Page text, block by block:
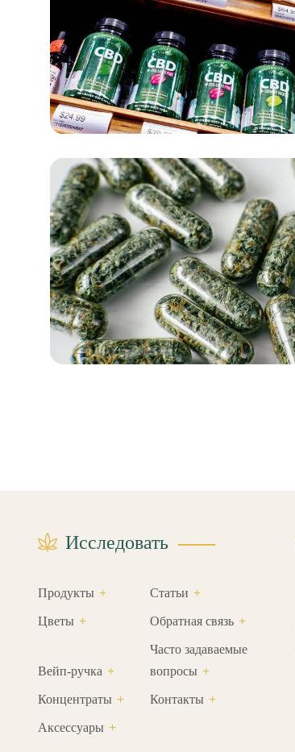
Исследовать
Продукты Статьи
Цветы Обратная связь
Вейп-ручка
Часто задаваемые
вопросы
Концентраты Контакты
Аксессуары